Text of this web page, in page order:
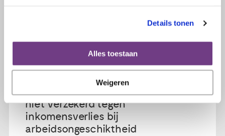
Details tonen
Alles toestaan
Weigeren
Meeste zzp’ers met of na kanker
niet verzekerd tegen
inkomensverlies bij
arbeidsongeschiktheid